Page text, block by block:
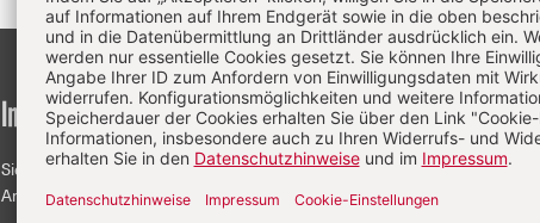
Im Einzelkauf
Sie erhalten diesen
Artikel als PDF-Datei.
Im Abo
Ihr Plus: Zugriff auch auf
Artikel im Abo-Bereich